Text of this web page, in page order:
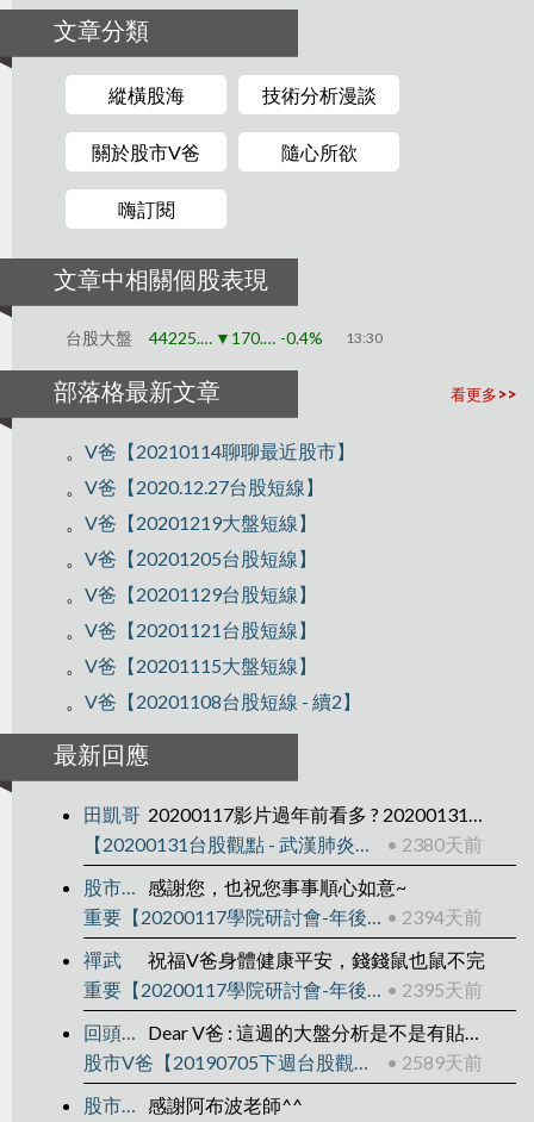
文章分類
縱橫股海 技術分析漫談
關於股市V爸 隨心所欲
嗨訂閱
文章中相關個股表現
台股大盤 44225.91 ▼170.79 -0.4% 13:30
看更多>>
部落格最新文章
。 V爸【20210114聊聊最近股市】
。 V爸【2020.12.27台股短線】
。 V爸【20201219大盤短線】
。 V爸【20201205台股短線】
。 V爸【20201129台股短線】
。 V爸【20201121台股短線】
。 V爸【20201115大盤短線】
。 V爸【20201108台股短線 - 續2】
最新回應
田凱哥
20200117影片過年前看多 ? 20200131影片過年後看空? 之後往下走?
【20200131台股觀點 - 武漢肺炎後】
• 2380天前
股市V爸
感謝您，也祝您事事順心如意~
重要【20200117學院研討會-年後規劃】 • 2394天前
禪武
祝福V爸身體健康平安，錢錢鼠也鼠不完
重要【20200117學院研討會-年後規劃】 • 2395天前
回頭是岸
Dear V爸 : 這週的大盤分析是不是有貼錯影片?QQ
股市V爸【20190705下週台股觀點】
• 2589天前
股市V爸
感謝阿布波老師^^